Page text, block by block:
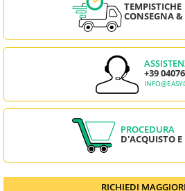
TEMPISTICHE
CONSEGNA
+39
PROCEDURA
D'ACQUISTO
RICHIEDI